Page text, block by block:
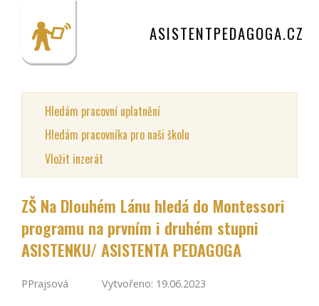
ASISTENTPEDAGOGA.CZ
Hledám pracovní uplatnění
Hledám pracovníka pro naši školu
Vložit inzerát
ZŠ Na Dlouhém Lánu hledá do Montessori
programu na prvním i druhém stupni
ASISTENKU/ ASISTENTA PEDAGOGA
PPrajsová Vytvořeno: 19.06.2023